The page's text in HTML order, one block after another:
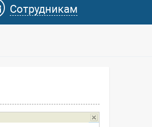
Сотрудникам